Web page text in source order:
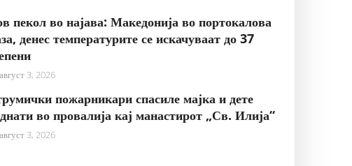
пекол во најава: Македонија во портокалова
денес температурите се искачуваат до 37
август 3, 2026
пожарникари спасиле мајка и дете
во провалија кај манастирот „Св. Илија“
август 3, 2026